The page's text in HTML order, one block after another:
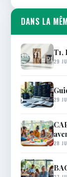
DANS LA
T1,
29
29
28